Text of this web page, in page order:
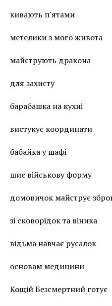
кивають п'ятами
метелики з мого живота
майструють дракона
для захисту
барабашка на кухні
вистукує координати
бабайка у шафі
шиє військову форму
домовичок майструє
зі сковорідок та віника
відьма навчає русалок
основам медицини
Кощій Безсмертний готує